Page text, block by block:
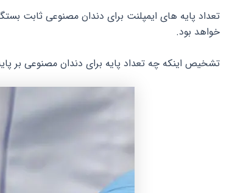
خواهد بود.
تشخیص اینکه چه تعداد پایه برای دندان مصنوعی